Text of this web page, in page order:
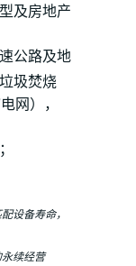
及房地产
公路及地
圾焚烧
网），
设备寿命，
续经营